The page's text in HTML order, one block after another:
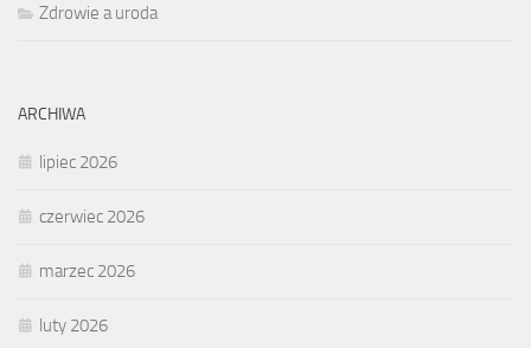
Zdrowie a uroda
ARCHIWA
lipiec 2026
czerwiec 2026
marzec 2026
luty 2026